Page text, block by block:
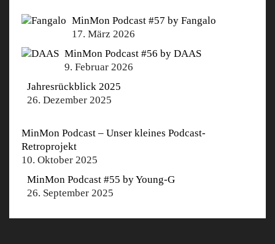
MinMon Podcast #57 by Fangalo
17. März 2026
MinMon Podcast #56 by DAAS
9. Februar 2026
Jahresrückblick 2025
26. Dezember 2025
MinMon Podcast – Unser kleines Podcast-
Retroprojekt
10. Oktober 2025
MinMon Podcast #55 by Young-G
26. September 2025